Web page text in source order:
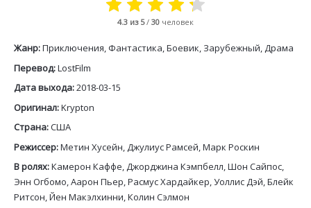
4.3 из 5/ 30 человек
Жанр:Приключения, Фантастика, Боевик, Зарубежный, Драма
Перевод:LostFilm
Дата выхода:2018-03-15
Оригинал:Krypton
Страна:США
Режиссер:Метин Хусейн, Джулиус Рамсей, Марк Роскин
В ролях:Камерон Каффе, Джорджина Кэмпбелл, Шон Сайпос,
Энн Огбомо, Аарон Пьер, Расмус Хардайкер, Уоллис Дэй, Блейк
Ритсон, Йен Макэлхинни, Колин Сэлмон